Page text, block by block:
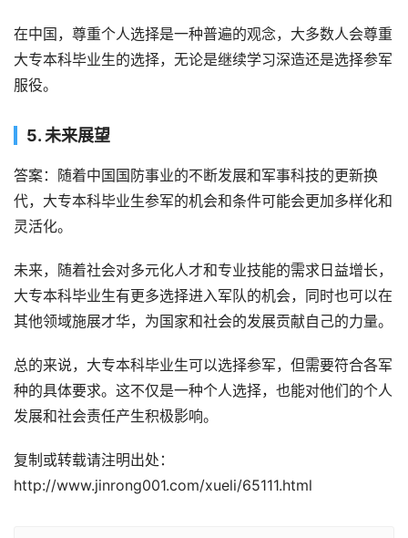
在中国，尊重个人选择是一种普遍的观念，大多数人会尊重
大专本科毕业生的选择，无论是继续学习深造还是选择参军
服役。
5. 未来展望
答案：随着中国国防事业的不断发展和军事科技的更新换
代，大专本科毕业生参军的机会和条件可能会更加多样化和
灵活化。
未来，随着社会对多元化人才和专业技能的需求日益增长，
大专本科毕业生有更多选择进入军队的机会，同时也可以在
其他领域施展才华，为国家和社会的发展贡献自己的力量。
总的来说，大专本科毕业生可以选择参军，但需要符合各军
种的具体要求。这不仅是一种个人选择，也能对他们的个人
发展和社会责任产生积极影响。
复制或转载请注明出处：
http://www.jinrong001.com/xueli/65111.html